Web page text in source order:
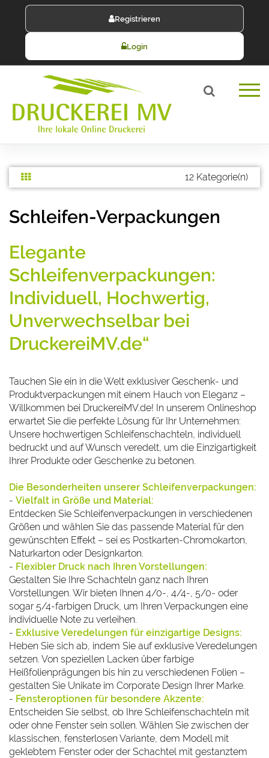
Registrieren
Login
12 Kategorie(n)
Schleifen-Verpackungen
Elegante
Schleifenverpackungen:
Individuell, Hochwertig,
Unverwechselbar bei
DruckereiMV.de“
Tauchen Sie ein in die Welt exklusiver Geschenk- und
Produktverpackungen mit einem Hauch von Eleganz –
Willkommen bei DruckereiMV.de! In unserem Onlineshop
erwartet Sie die perfekte Lösung für Ihr Unternehmen:
Unsere hochwertigen Schleifenschachteln, individuell
bedruckt und auf Wunsch veredelt, um die Einzigartigkeit
Ihrer Produkte oder Geschenke zu betonen.
Die Besonderheiten unserer Schleifenverpackungen:
- Vielfalt in Größe und Material:
Entdecken Sie Schleifenverpackungen in verschiedenen
Größen und wählen Sie das passende Material für den
gewünschten Effekt – sei es Postkarten-Chromokarton,
Naturkarton oder Designkarton.
- Flexibler Druck nach Ihren Vorstellungen:
Gestalten Sie Ihre Schachteln ganz nach Ihren
Vorstellungen. Wir bieten Ihnen 4/0-, 4/4-, 5/0- oder
sogar 5/4-farbigen Druck, um Ihren Verpackungen eine
individuelle Note zu verleihen.
- Exklusive Veredelungen für einzigartige Designs:
Heben Sie sich ab, indem Sie auf exklusive Veredelungen
setzen. Von speziellen Lacken über farbige
Heißfolienprägungen bis hin zu verschiedenen Folien –
gestalten Sie Unikate im Corporate Design Ihrer Marke.
- Fensteroptionen für besondere Akzente:
Entscheiden Sie selbst, ob Ihre Schleifenschachteln mit
oder ohne Fenster sein sollen. Wählen Sie zwischen der
klassischen, fensterlosen Variante, dem Modell mit
geklebtem Fenster oder der Schachtel mit gestanztem